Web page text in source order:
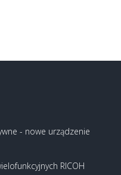
- nowe urządzenie
RICOH